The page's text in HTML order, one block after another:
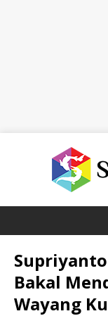
Bakal
Wayang